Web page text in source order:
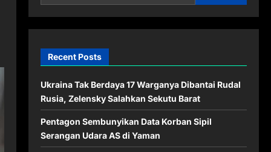
Recent Posts
Ukraina Tak Berdaya 17 Warganya Dibantai Rudal
Rusia, Zelensky Salahkan Sekutu Barat
Pentagon Sembunyikan Data Korban Sipil
Serangan Udara AS di Yaman